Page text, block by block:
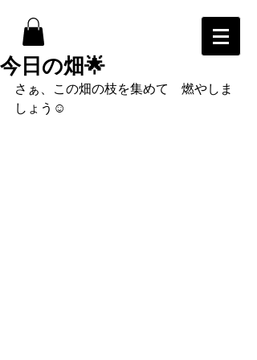
今日の畑🌟
さぁ、この畑の枝を集めて　燃やしま
しょう☺️